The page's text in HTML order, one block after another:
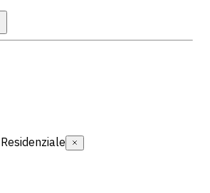
Residenziale